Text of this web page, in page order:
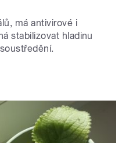
má antivirové i
stabilizovat hladinu